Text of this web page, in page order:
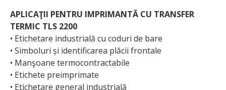
APLICAŢII PENTRU IMPRIMANTĂ CU TRANSFER
TERMIC TLS 2200
• Etichetare industrială cu coduri de bare
• Simboluri și identificarea plăcii frontale
• Manşoane termocontractabile
• Etichete preimprimate
• Etichetare general industrială